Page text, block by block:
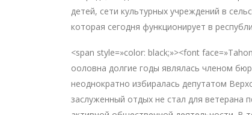
детей, сети культурных учреждений в
которая сегодня функционирует в
<span style=»color: black;»><font
ооловна долгие годы являлась членом
неоднократно избиралась депутатом
заслуженный отдых не стал для ветерана